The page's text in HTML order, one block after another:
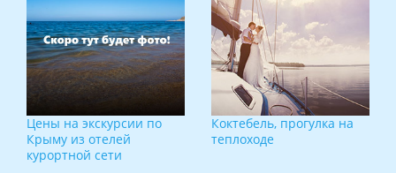
Цены на экскурсии по
Крыму из отелей
курортной сети
Коктебель, прогулка на
теплоходе